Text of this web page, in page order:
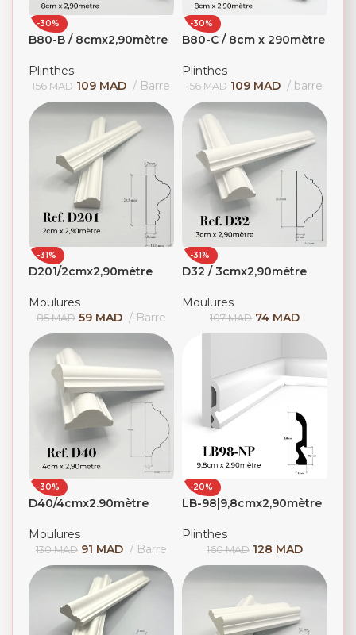
-30%
B80-B / 8cmx2,90mètre
Plinthes
156MAD 109 MAD Barre
-30%
B80-C / 8cm x 290mètre
Plinthes
156MAD 109 MAD barre
-31%
D201/2cmx2,90mètre
Moulures
85MAD 59 MAD Barre
-31%
D32 / 3cmx2,90mètre
Moulures
107MAD 74 MAD
-30%
D40/4cmx2.90mètre
Moulures
130MAD 91 MAD Barre
-20%
LB-98|9,8cmx2,90mètre
Plinthes
160MAD 128 MAD